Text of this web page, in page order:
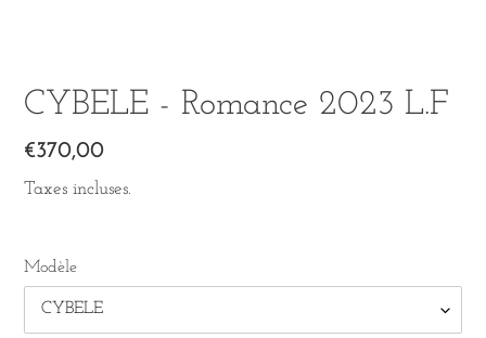
CYBELE - Romance 2023 L.F
Prix
normal
€370,00
Taxes incluses.
Modèle